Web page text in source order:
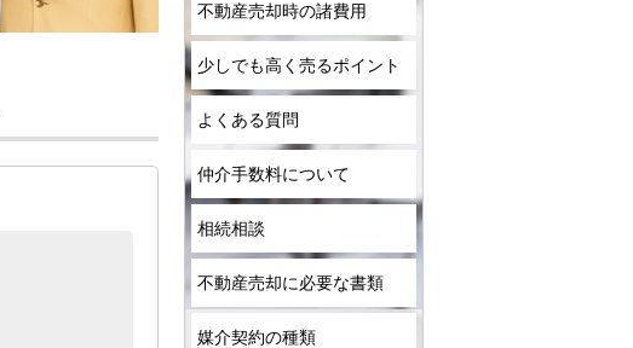
不動産売却時の諸費用
少しでも高く売るポイント
よくある質問
仲介手数料について
相続相談
不動産売却に必要な書類
媒介契約の種類